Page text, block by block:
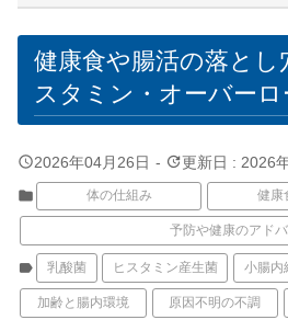
健康食や腸活の落とし
スタミン・オーバーロ
query_builder2026年04月26日 - update更新日 : 2026
folder 体の仕組み 健康
予防や健康のアド
label 乳酸菌 ヒスタミン産生菌 小腸内
加齢と腸内環境 原因不明の不調